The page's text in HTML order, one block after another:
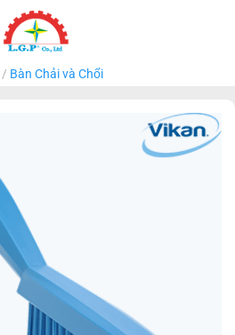
/ Bàn Chải và Chổi